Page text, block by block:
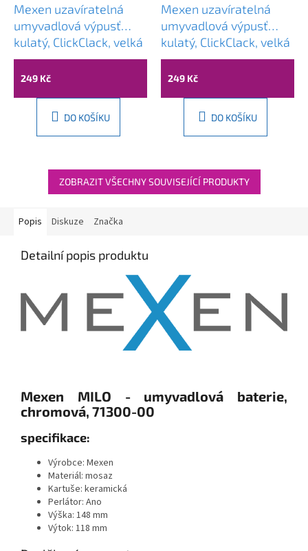
Mexen uzavíratelná
umyvadlová výpusť
kulatý, ClickClack, velká
zátka, bez přepadu,
Chromová, 79910-00
249 Kč
DO KOŠÍKU
Mexen uzavíratelná
umyvadlová výpusť
kulatý, ClickClack, velká
zátka, s přepadem,
Chromová, 79920-00
249 Kč
DO KOŠÍKU
ZOBRAZIT VŠECHNY SOUVISEJÍCÍ PRODUKTY
Popis Diskuze Značka
Detailní popis produktu
Mexen MILO - umyvadlová baterie,
chromová, 71300-00
specifikace:
Výrobce: Mexen
Materiál: mosaz
Kartuše: keramická
Perlátor: Ano
Výška: 148 mm
Výtok: 118 mm